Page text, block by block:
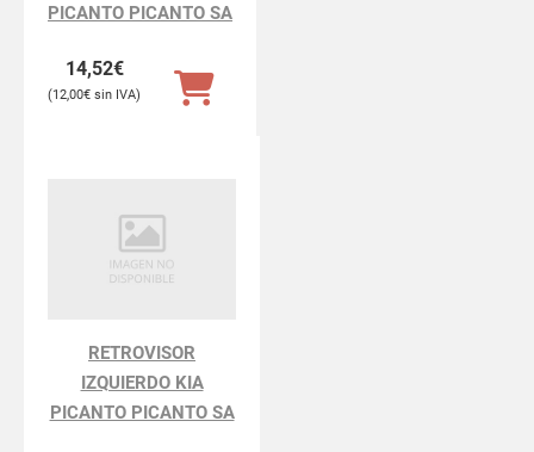
PICANTO PICANTO SA
14,52€
12,00€
RETROVISOR
IZQUIERDO KIA
PICANTO PICANTO SA